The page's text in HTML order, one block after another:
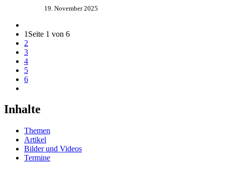
19. November 2025
1 Seite 1 von 6
2
3
4
5
6
Inhalte
Themen
Artikel
Bilder und Videos
Termine